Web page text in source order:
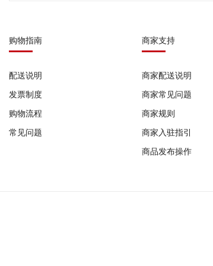
购物指南
配送说明
发票制度
购物流程
常见问题
商家支持
商家配送说明
商家常见问题
商家规则
商家入驻指引
商品发布操作